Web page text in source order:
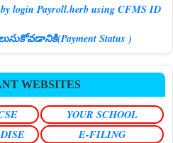
login Payroll.herb using CFMS ID
Status )
WEBSITES
YOUR SCHOOL
E-FILING